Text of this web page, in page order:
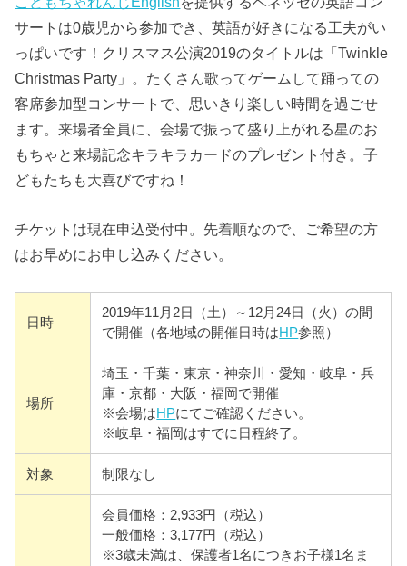
サートは0歳児から参加でき、英語が好きになる工夫がい
っぱいです！クリスマス公演2019のタイトルは「Twinkle
Christmas Party」。たくさん歌ってゲームして踊っての
客席参加型コンサートで、思いきり楽しい時間を過ごせ
ます。来場者全員に、会場で振って盛り上がれる星のお
もちゃと来場記念キラキラカードのプレゼント付き。子
どもたちも大喜びですね！
チケットは現在申込受付中。先着順なので、ご希望の方
はお早めにお申し込みください。
日時
2019年11月2日（土）～12月24日（火）の間
で開催（各地域の開催日時はHP参照）
場所
埼玉・千葉・東京・神奈川・愛知・岐阜・兵
庫・京都・大阪・福岡で開催
※会場はHPにてご確認ください。
※岐阜・福岡はすでに日程終了。
対象 制限なし
会員価格：2,933円（税込）
一般価格：3,177円（税込）
※3歳未満は、保護者1名につきお子様1名ま